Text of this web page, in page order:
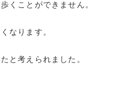
くことができません。
なります。
と考えられました。